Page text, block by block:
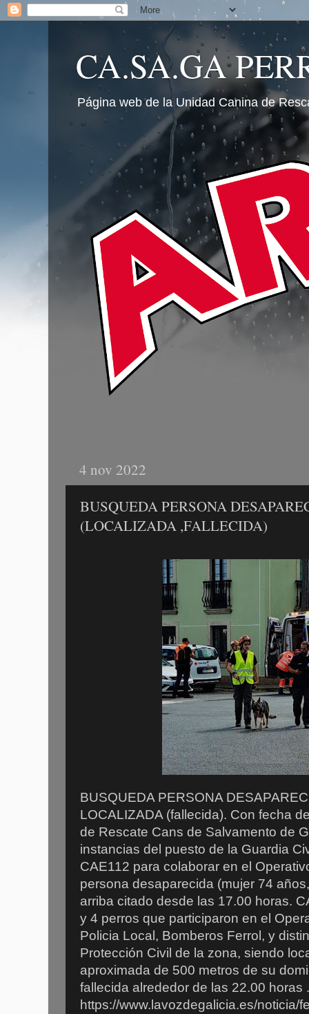
CA.SA.GA
Página web de la Unidad Canina de
4 nov 2022
BUSQUEDA PERSONA
(LOCALIZADA ,FALLECIDA)
BUSQUEDA PERSONA
LOCALIZADA (fallecida). Con fecha
de Rescate Cans de Salvamento de
instancias del puesto de la Guardia
CAE112 para colaborar en el
persona desaparecida (mujer 74
arriba citado desde las 17.00 horas.
y 4 perros que participaron en el
Policia Local, Bomberos Ferrol, y
Protección Civil de la zona, siendo
aproximada de 500 metros de su
fallecida alrededor de las 22.00 horas
https://www.lavozdegalicia.es/noticia/